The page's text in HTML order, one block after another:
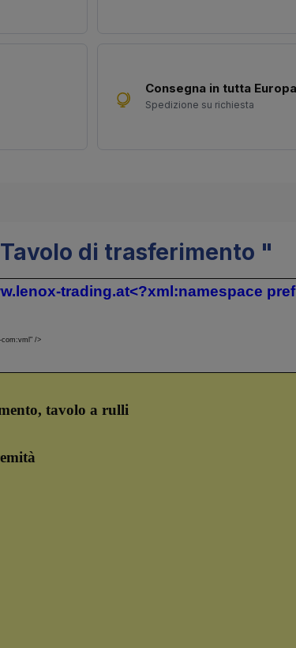
Consegna in tutta Europa
Spedizione su richiesta
di trasferimento "
trading.at<?xml:namespace
com:vml" />
tavolo a rulli